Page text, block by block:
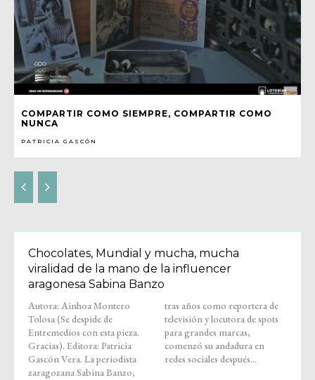
COMPARTIR COMO SIEMPRE, COMPARTIR COMO
NUNCA
PATRICIA GASCÓN
Chocolates, Mundial y mucha, mucha
viralidad de la mano de la influencer
aragonesa Sabina Banzo
Autora: Ainhoa Montero
Tolosa (Se despide de
Entremedios con esta pieza.
Gracias). Editora: Patricia
Gascón Vera. La periodista
zaragozana Sabina Banzo,
tras años como reportera de
televisión y locutora de spots
para grandes marcas,
comenzó su andadura en
redes sociales después...